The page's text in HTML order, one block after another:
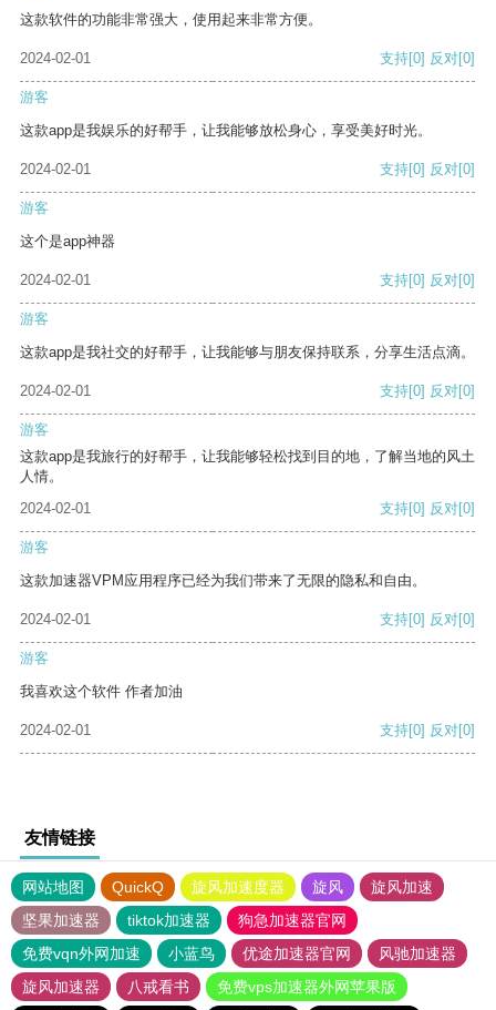
这款软件的功能非常强大，使用起来非常方便。
2024-02-01 支持[0] 反对[0]
游客
这款app是我娱乐的好帮手，让我能够放松身心，享受美好时光。
2024-02-01 支持[0] 反对[0]
游客
这个是app神器
2024-02-01 支持[0] 反对[0]
游客
这款app是我社交的好帮手，让我能够与朋友保持联系，分享生活点滴。
2024-02-01 支持[0] 反对[0]
游客
这款app是我旅行的好帮手，让我能够轻松找到目的地，了解当地的风土
人情。
2024-02-01
支持[0] 反对[0]
游客
这款加速器VPM应用程序已经为我们带来了无限的隐私和自由。
2024-02-01 支持[0] 反对[0]
游客
我喜欢这个软件 作者加油
2024-02-01 支持[0] 反对[0]
友情链接
网站地图 QuickQ 旋风加速度器 旋风
旋风加速
坚果加速器
tiktok加速器
狗急加速器官网
免费vqn外网加速
小蓝鸟 优途加速器官网
风驰加速器
旋风加速器
八戒看书
免费vps加速器外网苹果版